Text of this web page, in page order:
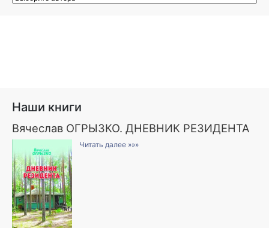
Наши книги
Вячеслав ОГРЫЗКО. ДНЕВНИК РЕЗИДЕНТА
Читать далее »»»